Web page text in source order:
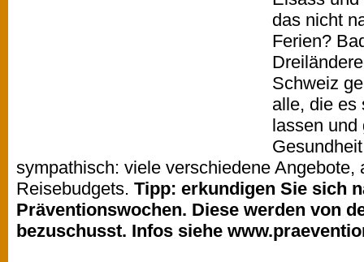
das nicht
Ferien?
Schweiz
alle, die es
lassen
sympathisch: viele verschiedene Angebote,
Reisebudgets. Tipp: erkundigen Sie sich
Präventionswochen. Diese werden von
bezuschusst. Infos siehe